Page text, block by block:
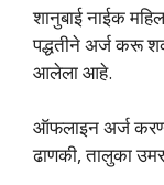
शानुबाई नाईक
पद्धतीने अर्ज करू
आलेला आहे.
ऑफलाइन अर्ज
ढाणकी, तालुका